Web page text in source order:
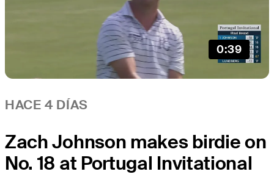
0:39
HACE 4 DÍAS
Zach Johnson makes birdie on
No. 18 at Portugal Invitational